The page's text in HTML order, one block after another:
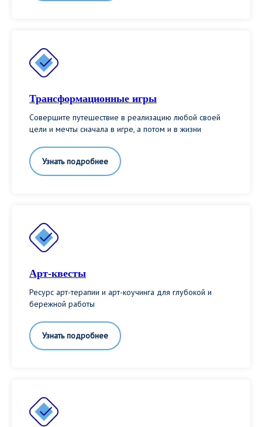
Трансформационные игры
Совершите путешествие в реализацию любой своей
цели и мечты сначала в игре, а потом и в жизни
Узнать подробнее
Арт-квесты
Ресурс арт-терапии и арт-коучинга для глубокой и
бережной работы
Узнать подробнее